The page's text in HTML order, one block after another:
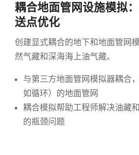
耦合地面管网设施模拟
送点优化
创建显式耦合的地下和地面管网
然气藏和深海海上油气藏。
与第三方地面管网模拟器耦合
如循环）的地面管网
耦合模拟帮助工程师解决油藏
的瓶颈问题